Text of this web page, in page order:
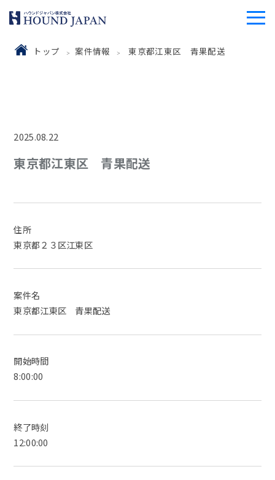
トップ 案件情報 東京都江東区 青果配送
2025.08.22
東京都江東区 青果配送
住所
東京都２３区江東区
案件名
東京都江東区 青果配送
開始時間
8:00:00
終了時刻
12:00:00